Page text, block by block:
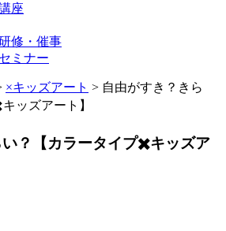
座
修・催事
ミナー
×キッズアート > 自由がすき？きら
ッズアート】
？【カラータイプ✖️キッズア